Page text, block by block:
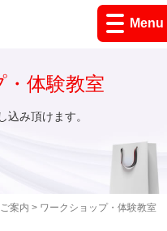
Menu
案内 > ワークショップ・体験教室
体験教室
込み頂けます。